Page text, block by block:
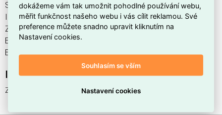
Svítidla, Svítidla, světelné zdroje a LED osvětlení, výrobce
Ideal Lux, EAN 8021696324876, kód dodavatele 324876.
ZEUS FRAME TRIM SQUARE 13W WH nabízíme od 1 ks. Kód
EMAS ZEUS FRAME TRIM SQUARE 13W WH je
ELSVOS1786676.
Interní název produktu
ZEUS FRAME TRIM SQUARE 13W WH
dokážeme vám tak umožnit pohodlné používání webu,
měřit funkčnost našeho webu i vás cílit reklamou. Své
preference můžete snadno upravit kliknutím na
Nastavení cookies.
Souhlasím se vším
Nastavení cookies